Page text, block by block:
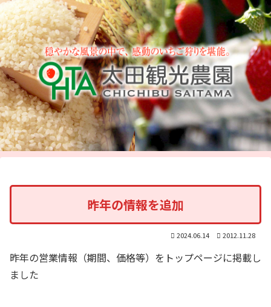
昨年の情報を追加
2024.06.14 2012.11.28
昨年の営業情報（期間、価格等）をトップページに掲載し
ました